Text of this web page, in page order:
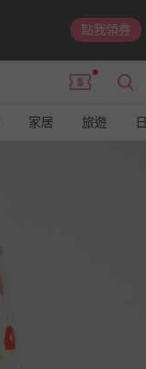
點我領券
家居 旅遊